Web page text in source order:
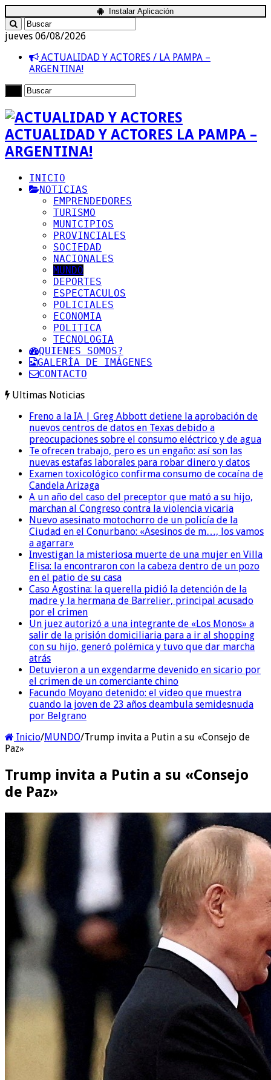
Instalar Aplicación
jueves 06/08/2026
ACTUALIDAD Y ACTORES / LA PAMPA –
ARGENTINA!
ACTUALIDAD Y ACTORES LA PAMPA –
ARGENTINA!
INICIO
NOTICIAS
EMPRENDEDORES
TURISMO
MUNICIPIOS
PROVINCIALES
SOCIEDAD
NACIONALES
MUNDO
DEPORTES
ESPECTACULOS
POLICIALES
ECONOMIA
POLITICA
TECNOLOGIA
QUIENES SOMOS?
GALERÍA DE IMÁGENES
CONTACTO
Ultimas Noticias
Freno a la IA | Greg Abbott detiene la aprobación de
nuevos centros de datos en Texas debido a
preocupaciones sobre el consumo eléctrico y de agua
Te ofrecen trabajo, pero es un engaño: así son las
nuevas estafas laborales para robar dinero y datos
Examen toxicológico confirma consumo de cocaína de
Candela Arizaga
A un año del caso del preceptor que mató a su hijo,
marchan al Congreso contra la violencia vicaria
Nuevo asesinato motochorro de un policía de la
Ciudad en el Conurbano: «Asesinos de m…, los vamos
a agarrar»
Investigan la misteriosa muerte de una mujer en Villa
Elisa: la encontraron con la cabeza dentro de un pozo
en el patio de su casa
Caso Agostina: la querella pidió la detención de la
madre y la hermana de Barrelier, principal acusado
por el crimen
Un juez autorizó a una integrante de «Los Monos» a
salir de la prisión domiciliaria para a ir al shopping
con su hijo, generó polémica y tuvo que dar marcha
atrás
Detuvieron a un exgendarme devenido en sicario por
el crimen de un comerciante chino
Facundo Moyano detenido: el video que muestra
cuando la joven de 23 años deambula semidesnuda
por Belgrano
Inicio/MUNDO/Trump invita a Putin a su «Consejo de
Paz»
Trump invita a Putin a su «Consejo
de Paz»